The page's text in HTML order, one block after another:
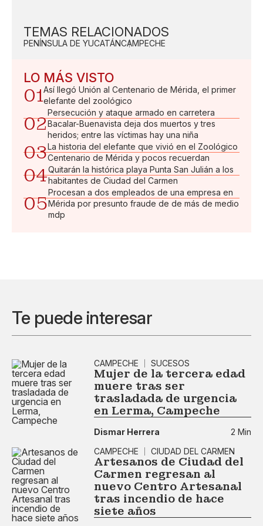
TEMAS RELACIONADOS
PENÍNSULA DE YUCATÁNCAMPECHE
LO MÁS VISTO
01Así llegó Unión al Centenario de Mérida, el primer
elefante del zoológico
02
Persecución y ataque armado en carretera
Bacalar-Buenavista deja dos muertos y tres
heridos; entre las víctimas hay una niña
03La historia del elefante que vivió en el Zoológico
Centenario de Mérida y pocos recuerdan
04Quitarán la histórica playa Punta San Julián a los
habitantes de Ciudad del Carmen
05
Procesan a dos empleados de una empresa en
Mérida por presunto fraude de de más de medio
mdp
Te puede interesar
CAMPECHE SUCESOS
Mujer de la tercera edad
muere tras ser
trasladada de urgencia
en Lerma, Campeche
Dismar Herrera
2 Min
CAMPECHE
CIUDAD DEL CARMEN
Artesanos de Ciudad del
Carmen regresan al
nuevo Centro Artesanal
tras incendio de hace
siete años